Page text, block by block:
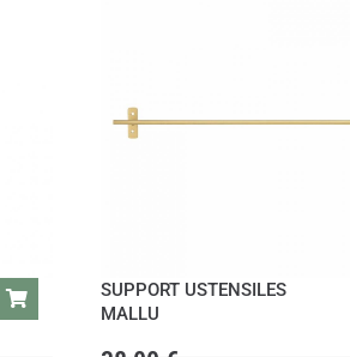
SUPPORT USTENSILES
MALLU